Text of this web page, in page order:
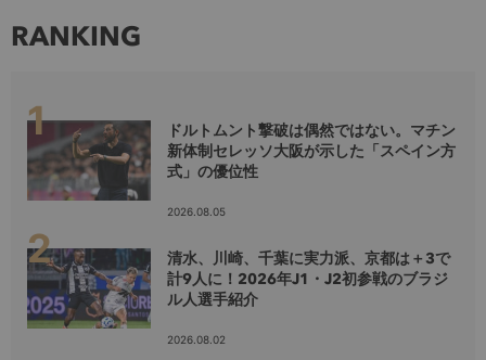
RANKING
ドルトムント撃破は偶然ではない。マチン
新体制セレッソ大阪が示した「スペイン方
式」の優位性
2026.08.05
清水、川崎、千葉に実力派、京都は＋3で
計9人に！2026年J1・J2初参戦のブラジ
ル人選手紹介
2026.08.02